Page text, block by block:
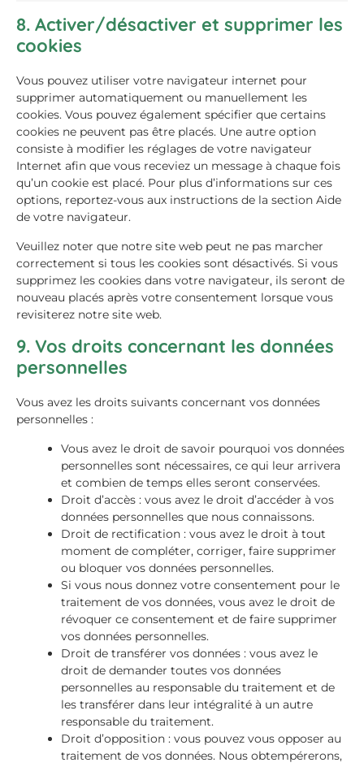
8. Activer/désactiver et supprimer les
cookies
Vous pouvez utiliser votre navigateur internet pour
supprimer automatiquement ou manuellement les
cookies. Vous pouvez également spécifier que certains
cookies ne peuvent pas être placés. Une autre option
consiste à modifier les réglages de votre navigateur
Internet afin que vous receviez un message à chaque fois
qu’un cookie est placé. Pour plus d’informations sur ces
options, reportez-vous aux instructions de la section Aide
de votre navigateur.
Veuillez noter que notre site web peut ne pas marcher
correctement si tous les cookies sont désactivés. Si vous
supprimez les cookies dans votre navigateur, ils seront de
nouveau placés après votre consentement lorsque vous
revisiterez notre site web.
9. Vos droits concernant les données
personnelles
Vous avez les droits suivants concernant vos données
personnelles :
Vous avez le droit de savoir pourquoi vos données
personnelles sont nécessaires, ce qui leur arrivera
et combien de temps elles seront conservées.
Droit d’accès : vous avez le droit d’accéder à vos
données personnelles que nous connaissons.
Droit de rectification : vous avez le droit à tout
moment de compléter, corriger, faire supprimer
ou bloquer vos données personnelles.
Si vous nous donnez votre consentement pour le
traitement de vos données, vous avez le droit de
révoquer ce consentement et de faire supprimer
vos données personnelles.
Droit de transférer vos données : vous avez le
droit de demander toutes vos données
personnelles au responsable du traitement et de
les transférer dans leur intégralité à un autre
responsable du traitement.
Droit d’opposition : vous pouvez vous opposer au
traitement de vos données. Nous obtempérerons,